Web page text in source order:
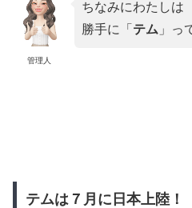
管理人
ちなみにわたしは
勝手に「 テム 」っ
テムは７月に日本上陸！